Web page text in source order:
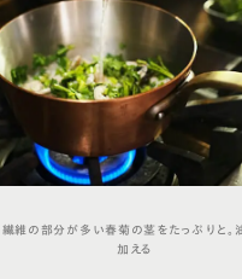
繊維の部分が多い春菊の茎をたっぷりと
加える